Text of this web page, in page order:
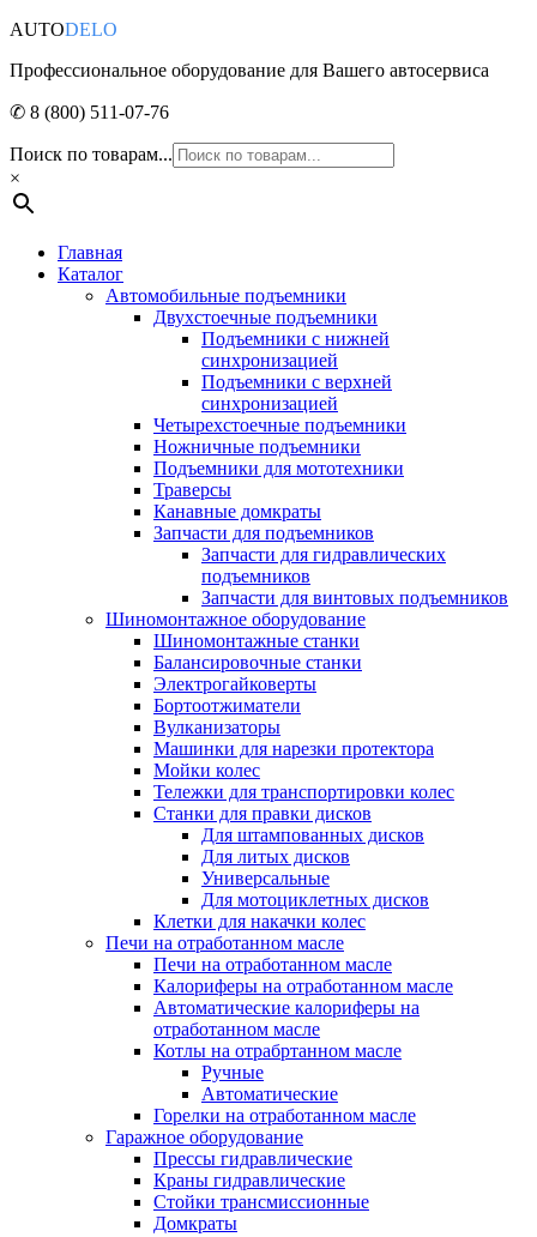
AUTODELO
Профессиональное оборудование для Вашего автосервиса
✆ 8 (800) 511-07-76
Поиск по товарам...
×
Главная
Каталог
Автомобильные подъемники
Двухстоечные подъемники
Подъемники с нижней
синхронизацией
Подъемники с верхней
синхронизацией
Четырехстоечные подъемники
Ножничные подъемники
Подъемники для мототехники
Траверсы
Канавные домкраты
Запчасти для подъемников
Запчасти для гидравлических
подъемников
Запчасти для винтовых подъемников
Шиномонтажное оборудование
Шиномонтажные станки
Балансировочные станки
Электрогайковерты
Бортоотжиматели
Вулканизаторы
Машинки для нарезки протектора
Мойки колес
Тележки для транспортировки колес
Станки для правки дисков
Для штампованных дисков
Для литых дисков
Универсальные
Для мотоциклетных дисков
Клетки для накачки колес
Печи на отработанном масле
Печи на отработанном масле
Калориферы на отработанном масле
Автоматические калориферы на
отработанном масле
Котлы на отрабртанном масле
Ручные
Автоматические
Горелки на отработанном масле
Гаражное оборудование
Прессы гидравлические
Краны гидравлические
Стойки трансмиссионные
Домкраты